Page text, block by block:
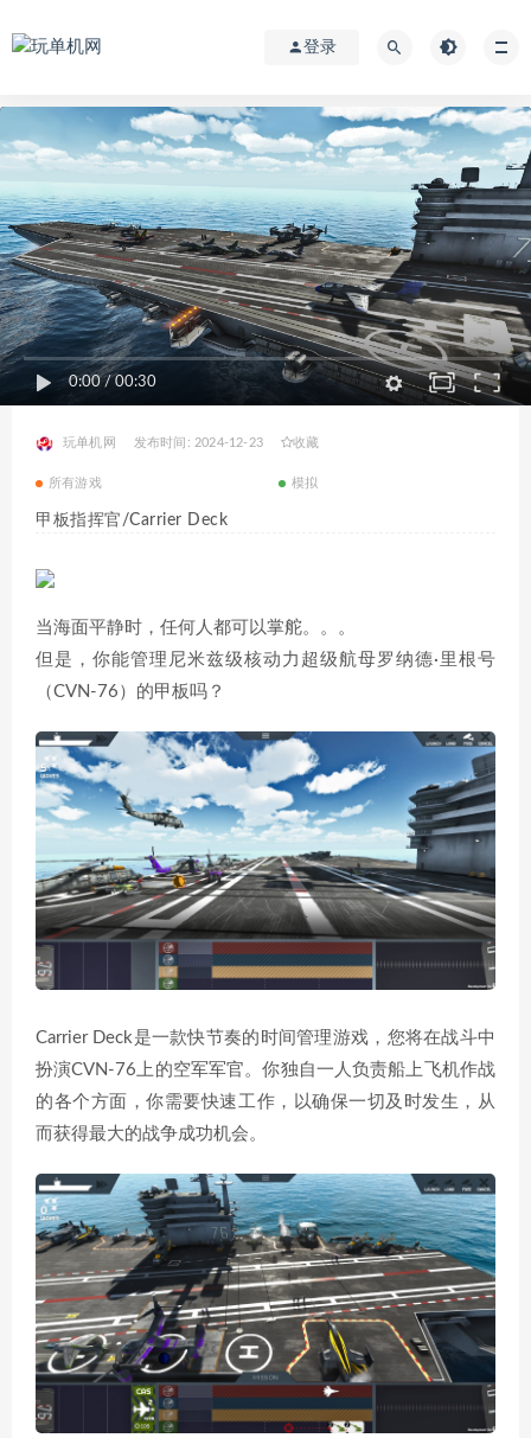
登录
0:00/00:30
玩单机网 发布时间: 2024-12-23 收藏
所有游戏 模拟
甲板指挥官/Carrier Deck
当海面平静时，任何人都可以掌舵。。。
但是，你能管理尼米兹级核动力超级航母罗纳德·里根号
（CVN-76）的甲板吗？
Carrier Deck是一款快节奏的时间管理游戏，您将在战斗中
扮演CVN-76上的空军军官。你独自一人负责船上飞机作战
的各个方面，你需要快速工作，以确保一切及时发生，从
而获得最大的战争成功机会。